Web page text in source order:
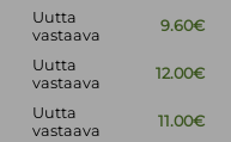
Uutta
vastaava
9.60€
Uutta
vastaava
12.00€
Uutta
vastaava
11.00€